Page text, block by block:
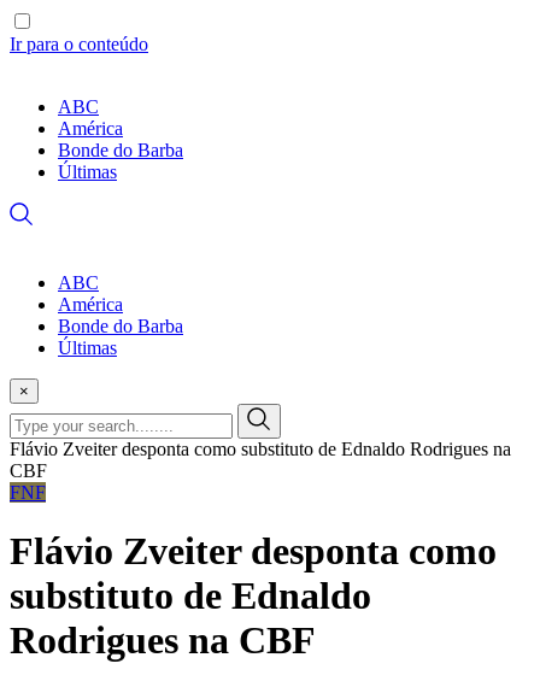
Ir para o conteúdo
ABC
América
Bonde do Barba
Últimas
ABC
América
Bonde do Barba
Últimas
×
Flávio Zveiter desponta como substituto de Ednaldo Rodrigues na
CBF
FNF
Flávio Zveiter desponta como
substituto de Ednaldo
Rodrigues na CBF